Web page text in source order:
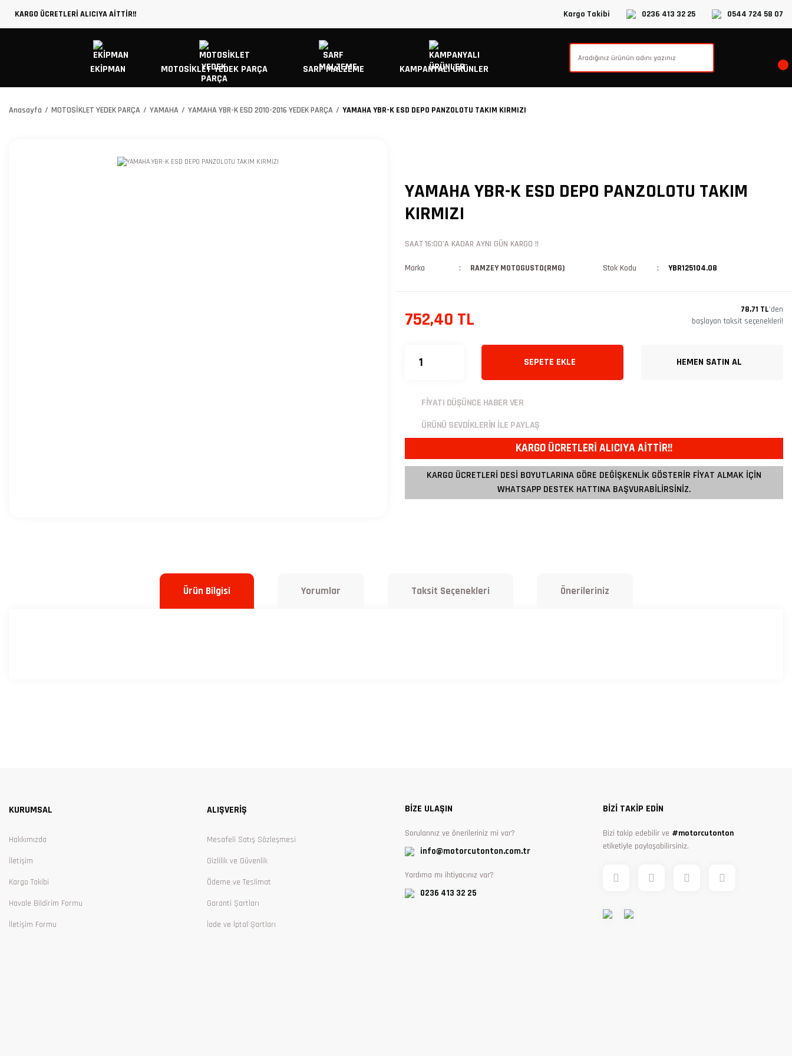
KARGO ÜCRETLERİ ALICIYA AİTTİR!! Kargo Takibi 0236 413 32 25 0544 724 58 07
EKİPMAN MOTOSİKLET YEDEK PARÇA SARF MALZEME KAMPANYALI ÜRÜNLER
Anasayfa MOTOSİKLET YEDEK PARÇA YAMAHA YAMAHA YBR-K ESD 2010-2016 YEDEK PARÇA YAMAHA YBR-K ESD DEPO PANZOLOTU TAKIM KIRMIZI
YAMAHA YBR-K ESD DEPO PANZOLOTU TAKIM
KIRMIZI
SAAT 16:00'A KADAR AYNI GÜN KARGO !!
Marka RAMZEY MOTOGUSTO(RMG) Stok Kodu YBR125104.08
752,40 TL 78,71 TL’den
başlayan taksit seçenekleri!
SEPETE EKLE HEMEN SATIN AL
FİYATI DÜŞÜNCE HABER VER
ÜRÜNÜ SEVDİKLERİN İLE PAYLAŞ
KARGO ÜCRETLERİ ALICIYA AİTTİR!!
KARGO ÜCRETLERİ DESİ BOYUTLARINA GÖRE DEĞİŞKENLİK GÖSTERİR FİYAT ALMAK İÇİN
WHATSAPP DESTEK HATTINA BAŞVURABİLİRSİNİZ.
Ürün Bilgisi Yorumlar Taksit Seçenekleri Önerileriniz
KURUMSAL
Hakkımızda
İletişim
Kargo Takibi
Havale Bildirim Formu
İletişim Formu
ALIŞVERİŞ
Mesafeli Satış Sözleşmesi
Gizlilik ve Güvenlik
Ödeme ve Teslimat
Garanti Şartları
İade ve İptal Şartları
BİZE ULAŞIN
Sorularınız ve önerileriniz mi var?
info@motorcutonton.com.tr
Yardıma mı ihtiyacınız var?
0236 413 32 25
BİZİ TAKİP EDİN
Bizi takip edebilir ve #motorcutonton
etiketiyle paylaşabilirsiniz.